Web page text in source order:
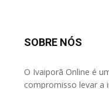
SOBRE NÓS
O Ivaiporã Online é
compromisso levar a